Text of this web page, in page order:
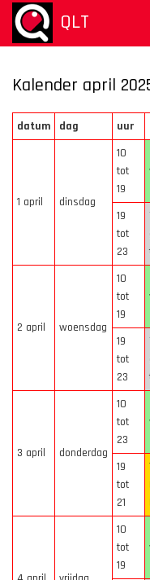
Overslaan
naar
inhoud
QLT
Kalender april
datum dag uur
1 april dinsdag
10
tot
19
19
tot
23
2 april woensdag
10
tot
19
19
tot
23
3 april donderdag
10
tot
23
19
tot
21
10
tot
19